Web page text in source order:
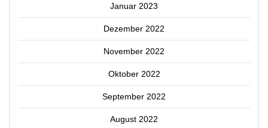
Januar 2023
Dezember 2022
November 2022
Oktober 2022
September 2022
August 2022